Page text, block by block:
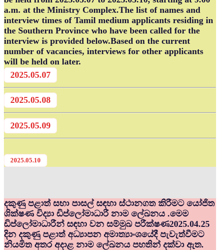
a.m. at the Ministry Complex.The list of names and
interview times of Tamil medium applicants residing in
the Southern Province who have been called for the
interview is provided below.Based on the current
number of vacancies, interviews for other applicants
will be held on later.
2025.05.07
2025.05.08
2025.05.09
2025.05.10
දකුණු පළාත් සභා පාසල් සඳහා ස්ථානගත කිරීමට යෝජිත
ශික්ෂණ විද්‍යා ඩිප්ලෝමාධාරී නාම ලේඛනය .මෙම
ඩිප්ලෝමාධාරීන් සඳහා වන සම්මුඛ පරීක්ෂණ2025.04.25
දින දකුණු පළාත් අධ්‍යාපන අමාත්‍යාංශයේදී පැවැත්වීමට
නියමිත අතර අදාළ නාම ලේඛනය පහතින් දක්වා ඇත.